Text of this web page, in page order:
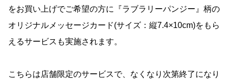
をお買い上げでご希望の方に『ラブラリーパンジー』柄の
オリジナルメッセージカード(サイズ：縦7.4×10cm)をもら
えるサービスも実施されます。
こちらは店舗限定のサービスで、なくなり次第終了になり